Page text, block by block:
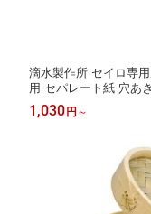
滴水製作所 セイロ専
用 セパレート紙 穴あ
1,030 円 ～